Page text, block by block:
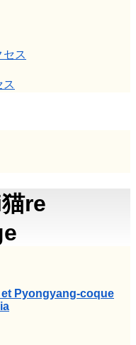
セス
ス
re
Pyongyang-coque